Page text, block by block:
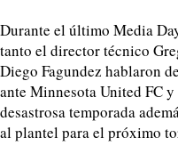
Durante el último Media
tanto el director técnico
Diego Fagundez hablaron
ante Minnesota United FC
desastrosa temporada
al plantel para el próximo